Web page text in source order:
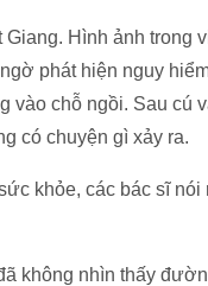
Hình ảnh trong
phát hiện nguy
chỗ ngồi. Sau cú
có chuyện gì xảy ra.
khỏe, các bác sĩ
không nhìn thấy